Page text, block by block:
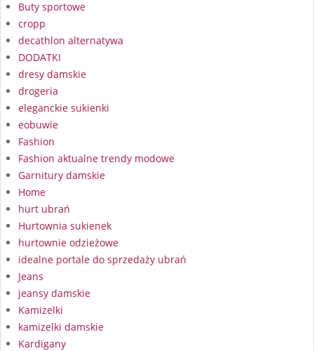
Buty sportowe
cropp
decathlon alternatywa
DODATKI
dresy damskie
drogeria
eleganckie sukienki
eobuwie
Fashion
Fashion aktualne trendy modowe
Garnitury damskie
Home
hurt ubrań
Hurtownia sukienek
hurtownie odzieżowe
idealne portale do sprzedaży ubrań
Jeans
jeansy damskie
Kamizelki
kamizelki damskie
Kardigany